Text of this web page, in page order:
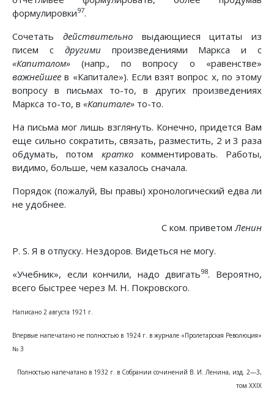
формулировки97.
Сочетать действительновыдающиеся цитаты из
писем с другими произведениями Маркса и с
«Капиталом» (напр., по вопросу о «равенстве»
важнейшее в «Капитале»). Если взят вопрос х, по этому
вопросу в письмах то-то, в других произведениях
Маркса то-то, в «Капитале» то-то.
На письма мог лишь взглянуть. Конечно, придется Вам
еще сильно сократить, связать, разместить, 2 и 3 раза
обдумать, потом краткокомментировать. Работы,
видимо, больше, чем казалось сначала.
Порядок (пожалуй, Вы правы) хронологический едва ли
не удобнее.
С ком. приветомЛенин
P. S. Я в отпуску. Нездоров. Видеться не могу.
«Учебник», если кончили, надо двигать98. Вероятно,
всего быстрее через М. Н. Покровского.
Написано 2 августа 1921 г.
Впервые напечатано не полностью в 1924 г. в журнале «Пролетарская Революция»
№ 3
Полностью напечатано в 1932 г. в Собрании сочинений В. И. Ленина, изд. 2—3,
том XXIX